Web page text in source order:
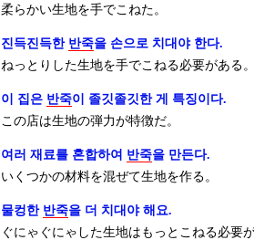
柔らかい生地を手でこねた。
진득진득한 반죽을 손으로 치대야 한다.
ねっとりした生地を手でこねる必要がある。
이 집은 반죽이 졸깃졸깃한 게 특징이다.
この店は生地の弾力が特徴だ。
여러 재료를 혼합하여 반죽을 만든다.
いくつかの材料を混ぜて生地を作る。
물컹한 반죽을 더 치대야 해요.
ぐにゃぐにゃした生地はもっとこねる必要